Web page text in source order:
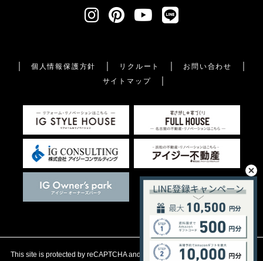
個人情報保護方針 リクルート
お問い合わせ
サイトマップ
This site is protected by reCAPTCHA and the Google